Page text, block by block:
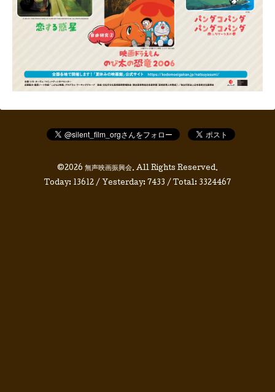
©2026 無声映画振興会. All Rights Reserved.
Today: 13612 / Yesterday: 7433 / Total: 3324467